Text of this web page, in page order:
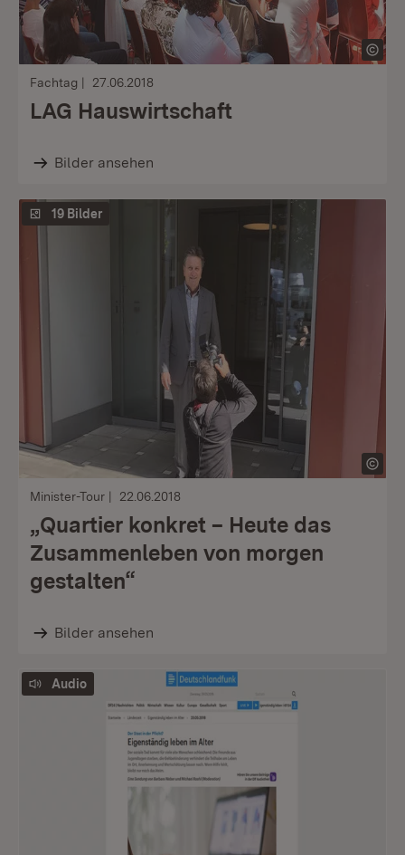
Fachtag 27.06.2018
LAG Hauswirtschaft
Bilder ansehen
19 Bilder
Minister-Tour 22.06.2018
„Quartier konkret – Heute das
Zusammenleben von morgen
gestalten“
Bilder ansehen
Audio